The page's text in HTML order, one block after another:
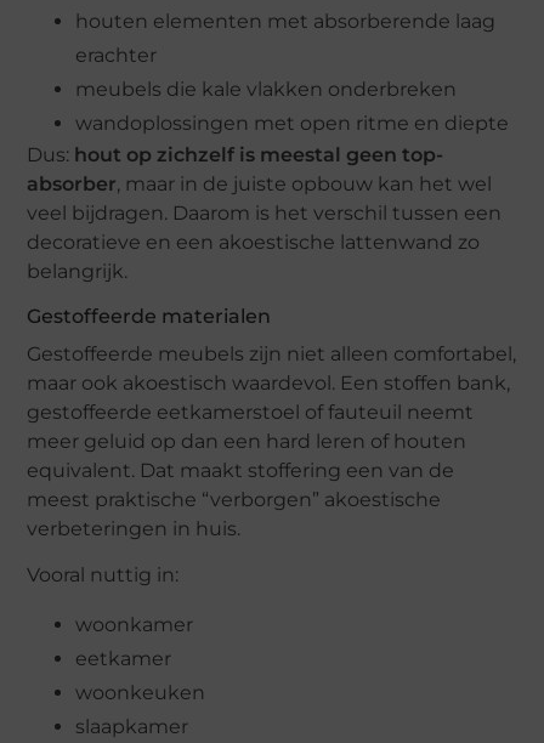
houten elementen met absorberende laag
erachter
meubels die kale vlakken onderbreken
wandoplossingen met open ritme en diepte
Dus: hout op zichzelf is meestal geen top-
absorber, maar in de juiste opbouw kan het wel
veel bijdragen. Daarom is het verschil tussen een
decoratieve en een akoestische lattenwand zo
belangrijk.
Gestoffeerde materialen
Gestoffeerde meubels zijn niet alleen comfortabel,
maar ook akoestisch waardevol. Een stoffen bank,
gestoffeerde eetkamerstoel of fauteuil neemt
meer geluid op dan een hard leren of houten
equivalent. Dat maakt stoffering een van de
meest praktische “verborgen” akoestische
verbeteringen in huis.
Vooral nuttig in:
woonkamer
eetkamer
woonkeuken
slaapkamer